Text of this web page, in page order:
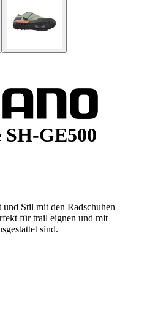
GE500
Stil mit den Radschuhen
für trail eignen und mit
sind.